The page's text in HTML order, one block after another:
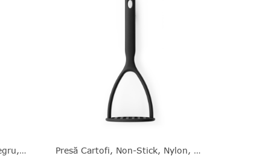
Spatulă Non-Stick, Nylon, Negru, 33.9 Cm, Black Line, Brabantia - 8710755365188 Presă Cartofi, Non-Stick, Nylon, Negru, 25.5 Cm, Black Line, Brabantia - 8710755365164